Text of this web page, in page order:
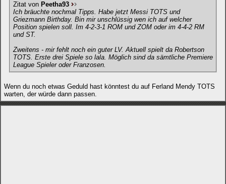
Zitat von Peetha93
Ich bräuchte nochmal Tipps. Habe jetzt Messi TOTS und
Griezmann Birthday. Bin mir unschlüssig wen ich auf welcher
Position spielen soll. Im 4-2-3-1 ROM und ZOM oder im 4-4-2 RM
und ST.
Zweitens - mir fehlt noch ein guter LV. Aktuell spielt da Robertson
TOTS. Erste drei Spiele so lala. Möglich sind da sämtliche Premiere
League Spieler oder Franzosen.
Wenn du noch etwas Geduld hast könntest du auf Ferland Mendy TOTS
warten, der würde dann passen.